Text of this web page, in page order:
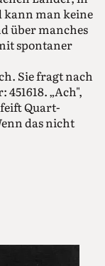
kann man keine
über manches
spontaner
Sie fragt nach
„Ach",
Quart-
das nicht